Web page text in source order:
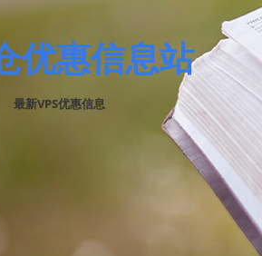
优惠信息站
最新VPS优惠信息